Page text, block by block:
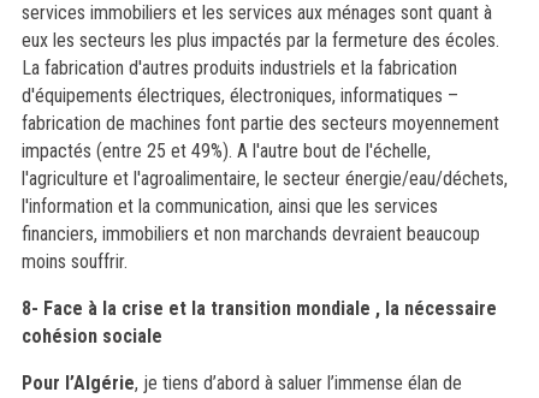
services immobiliers et les services aux ménages sont quant à
eux les secteurs les plus impactés par la fermeture des écoles.
La fabrication d'autres produits industriels et la fabrication
d'équipements électriques, électroniques, informatiques –
fabrication de machines font partie des secteurs moyennement
impactés (entre 25 et 49%). A l'autre bout de l'échelle,
l'agriculture et l'agroalimentaire, le secteur énergie/eau/déchets,
l'information et la communication, ainsi que les services
financiers, immobiliers et non marchands devraient beaucoup
moins souffrir.
8- Face à la crise et la transition mondiale , la nécessaire
cohésion sociale
Pour l’Algérie, je tiens d’abord à saluer l’immense élan de